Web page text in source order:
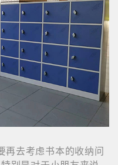
再去考虑书本的收纳问